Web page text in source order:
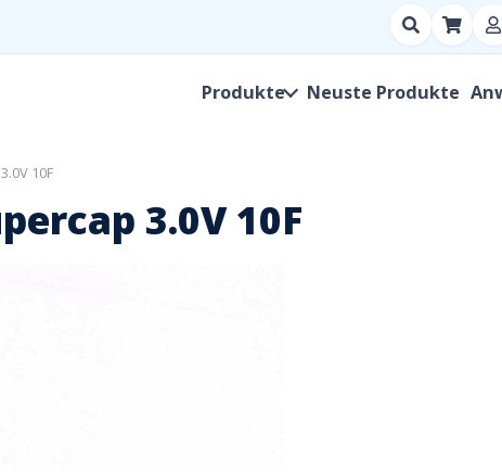
Suchen
nach
Hersteller,
Produkte Neuste Produkte
10F
3.0V 10F